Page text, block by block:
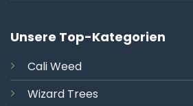
Unsere Top-Kategorien
CaliWeed
Wizard Trees